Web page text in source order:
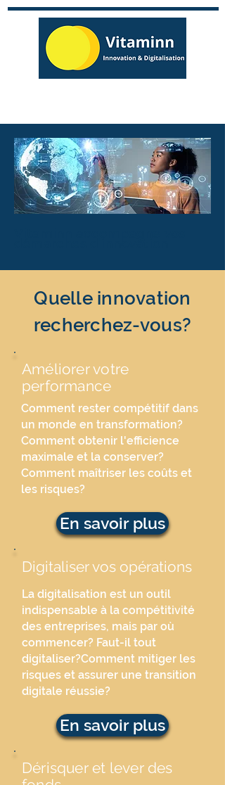
Quelle innovation
recherchez-vous?
Améliorer votre
performance
Comment rester compétitif dans
un monde en transformation?
Comment obtenir l'efficience
maximale et la conserver?
Comment maîtriser les coûts et
les risques?
En savoir plus
Digitaliser vos opérations
La digitalisation est un outil
indispensable à la compétitivité
des entreprises, mais par où
commencer? Faut-il tout
digitaliser?Comment mitiger les
risques et assurer une transition
digitale réussie?
En savoir plus
Dérisquer et lever des